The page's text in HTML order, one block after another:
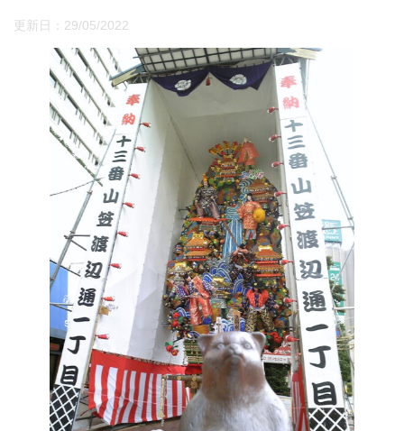
更新日： 29/05/2022